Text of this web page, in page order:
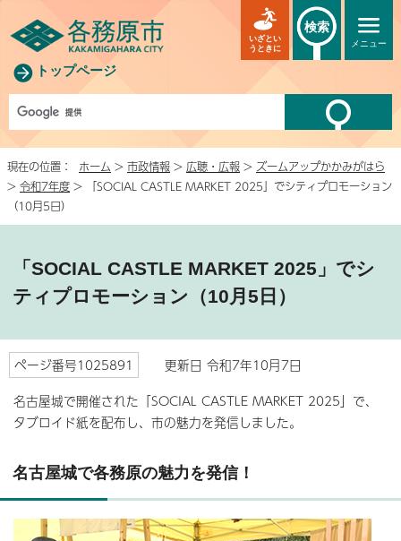
トップページ
メニュー
いざとい
うときに
検索
現在の位置： ホーム > 市政情報 > 広聴・広報 > ズームアップかかみがはら
> 令和7年度 > 「SOCIAL CASTLE MARKET 2025」でシティプロモーション
（10月5日）
「SOCIAL CASTLE MARKET 2025」でシ
ティプロモーション（10月5日）
ページ番号1025891
更新日 令和7年10月7日
名古屋城で開催された「SOCIAL CASTLE MARKET 2025」で、
タブロイド紙を配布し、市の魅力を発信しました。
名古屋城で各務原の魅力を発信！